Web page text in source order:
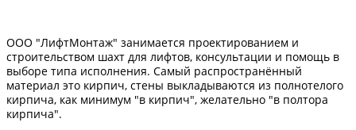
ООО "ЛифтМонтаж" занимается проектированием и
строительством шахт для лифтов, консультации и помощь в
выборе типа исполнения. Самый распространённый
материал это кирпич, стены выкладываются из полнотелого
кирпича, как минимум "в кирпич", желательно "в полтора
кирпича".